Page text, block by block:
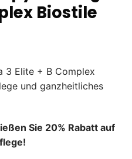
Biostile
€.
3 Elite + B Complex
und ganzheitliches
Sie 20% Rabatt auf